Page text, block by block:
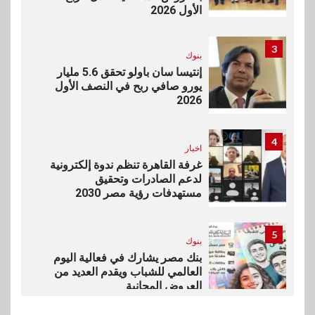
الأول 2026
3
بنوك
إنتيسا سان باولو تحقق 5.6 مليار
يورو صافي ربح في النصف الأول
2026
4
اخبار
غرفة القاهرة تنظم ندوة إلكترونية
لدعم الصادرات وتحقيق
مستهدفات رؤية مصر 2030
5
بنوك
بنك مصر يشارك في فعالية اليوم
العالمي للشباب ويقدم العديد من
العروض المجانية